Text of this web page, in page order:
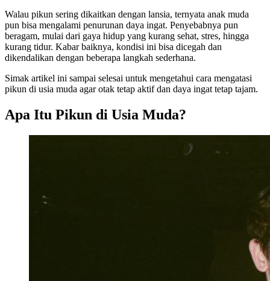
Walau pikun sering dikaitkan dengan lansia, ternyata anak muda
pun bisa mengalami penurunan daya ingat. Penyebabnya pun
beragam, mulai dari gaya hidup yang kurang sehat, stres, hingga
kurang tidur. Kabar baiknya, kondisi ini bisa dicegah dan
dikendalikan dengan beberapa langkah sederhana.
Simak artikel ini sampai selesai untuk mengetahui cara mengatasi
pikun di usia muda agar otak tetap aktif dan daya ingat tetap tajam.
Apa Itu Pikun di Usia Muda?